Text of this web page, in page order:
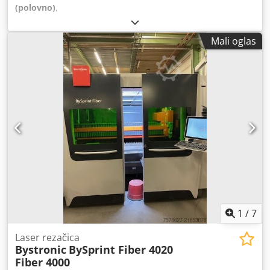
(polovno),
Mali oglas
1 /7
Laser rezačica
Bystronic BySprint Fiber 4020
Fiber 4000